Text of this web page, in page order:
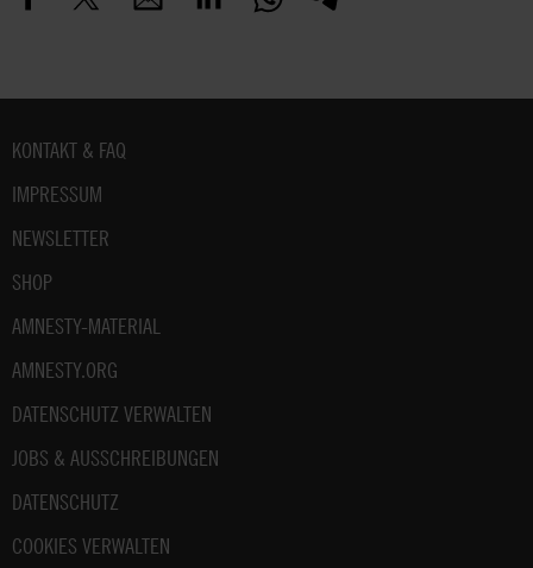
Fußbereich
KONTAKT & FAQ
IMPRESSUM
NEWSLETTER
SHOP
AMNESTY-MATERIAL
AMNESTY.ORG
DATENSCHUTZ VERWALTEN
JOBS & AUSSCHREIBUNGEN
DATENSCHUTZ
COOKIES VERWALTEN